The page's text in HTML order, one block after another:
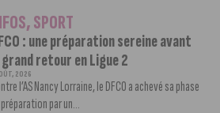
,SPORT
: une préparation sereine avant
retour en Ligue 2
2026
l’AS Nancy Lorraine, le DFCO a achevé sa phase
par un...